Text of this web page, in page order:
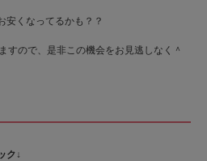
安くなってるかも？？
すので、是非この機会をお見逃しなく＾
ク↓